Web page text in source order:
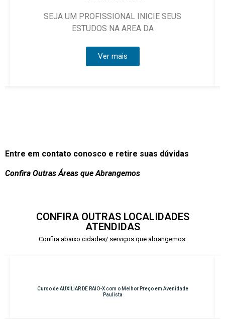
Entre em contato conosco e retire suas dúvidas
Confira Outras Áreas que Abrangemos
CONFIRA OUTRAS LOCALIDADES
ATENDIDAS
Confira abaixo cidades/ serviços que abrangemos
Curso de INSTRUMENTAÇÃO CIRÚRGICA com o Melhor